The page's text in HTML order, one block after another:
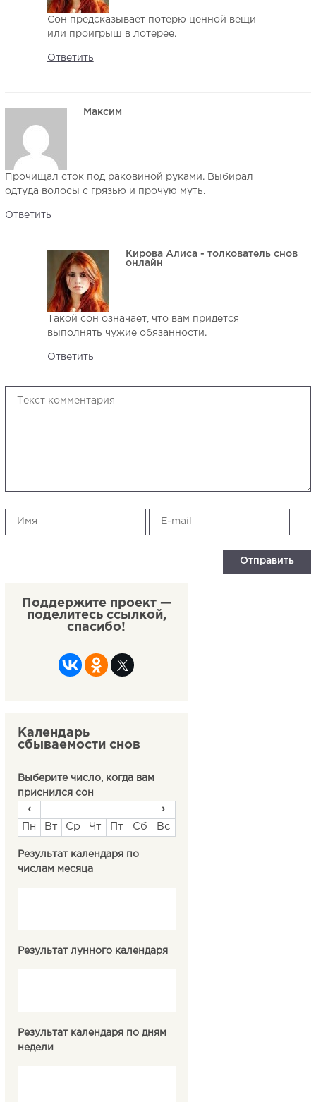
Сон предсказывает потерю ценной вещи
или проигрыш в лотерее.
Ответить
Максим
Прочищал сток под раковиной руками. Выбирал
одтуда волосы с грязью и прочую муть.
Ответить
Кирова Алиса - толкователь снов
онлайн
Такой сон означает, что вам придется
выполнять чужие обязанности.
Ответить
Поддержите проект —
поделитесь ссылкой,
спасибо!
Календарь
сбываемости снов
Выберите число, когда вам
приснился сон
‹
›
Пн
Вт Ср Чт Пт Сб Вс
Результат календаря по
числам месяца
Результат лунного календаря
Результат календаря по дням
недели